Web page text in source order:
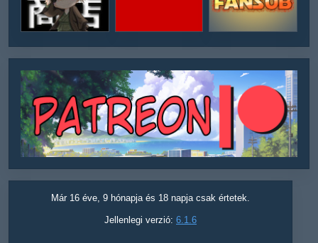
Már 16 éve, 9 hónapja és 18 napja csak értetek.
Jellenlegi verzió: 6.1.6